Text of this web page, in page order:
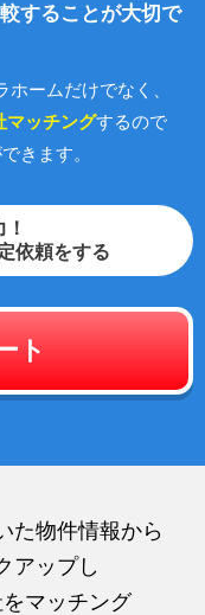
することが大切で
ホームだけでなく、
マッチングするので
きます。
依頼をする
ト
た物件情報から
アップし
マッチング